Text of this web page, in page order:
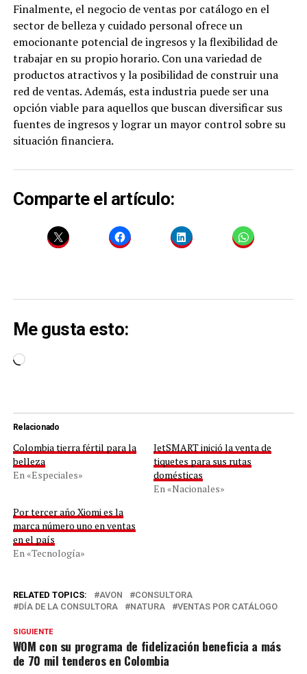
Finalmente, el negocio de ventas por catálogo en el
sector de belleza y cuidado personal ofrece un
emocionante potencial de ingresos y la flexibilidad de
trabajar en su propio horario. Con una variedad de
productos atractivos y la posibilidad de construir una
red de ventas. Además, esta industria puede ser una
opción viable para aquellos que buscan diversificar sus
fuentes de ingresos y lograr un mayor control sobre su
situación financiera.
Comparte el artículo:
Me gusta esto:
Cargando...
Relacionado
Colombia tierra fértil para la
belleza
En «Especiales»
JetSMART inició la venta de
tiquetes para sus rutas
domésticas
En «Nacionales»
Por tercer año Xiomi es la
marca número uno en ventas
en el país
En «Tecnología»
RELATED TOPICS: AVON
CONSULTORA
DÍA DE LA CONSULTORA
NATURA VENTAS POR CATÁLOGO
SIGUIENTE
WOM con su programa de fidelización beneficia a más
de 70 mil tenderos en Colombia